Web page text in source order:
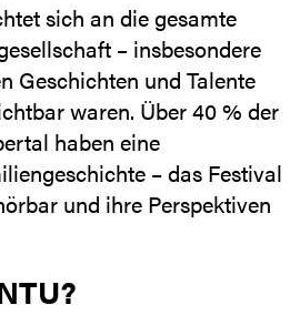
sich an die gesamte
– insbesondere
Geschichten und Talente
waren. Über 40 % der
haben eine
– das Festival
und ihre Perspektiven